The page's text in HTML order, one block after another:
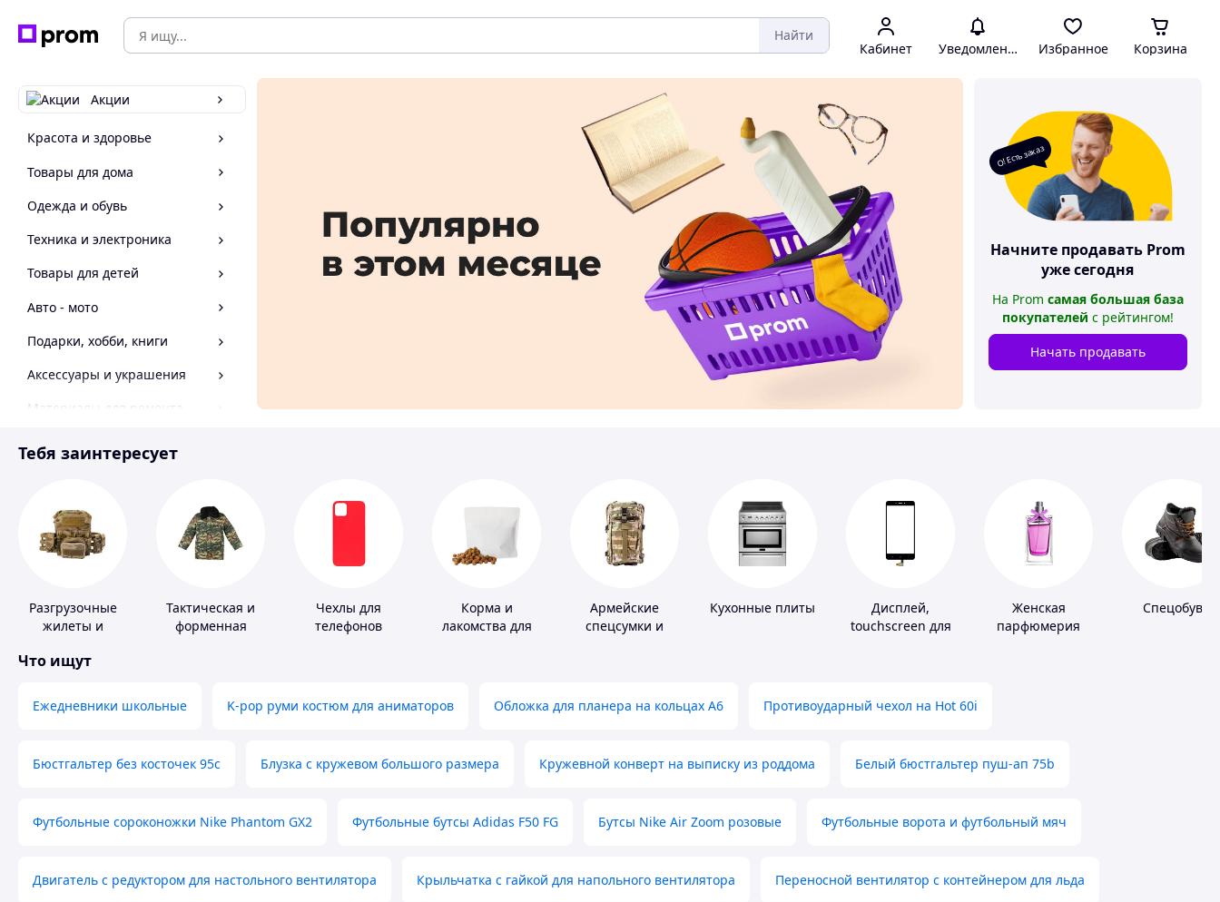
Найти
Кабинет Уведомления Избранное Корзина
Акции
Красота и здоровье
Товары для дома
Одежда и обувь
Техника и электроника
Товары для детей
Авто - мото
Подарки, хобби, книги
Аксессуары и украшения
Материалы для ремонта
О! Есть заказ
Начните продавать Prom
уже сегодня
На Prom самая большая база
покупателей с рейтингом!
Начать продавать
Тебя заинтересует
Разгрузочные
жилеты и
плит
Тактическая и
форменная
Чехлы для
телефонов
Корма и
лакомства для
Армейские
спецсумки и
Кухонные плиты
Дисплей,
touchscreen для
Женская
парфюмерия
Спецобувь
Что ищут
Ежедневники школьные K-pop руми костюм для аниматоров Обложка для планера на кольцах А6 Противоударный чехол на Hot 60i
Бюстгальтер без косточек 95с Блузка с кружевом большого размера Кружевной конверт на выписку из роддома Белый бюстгальтер пуш-ап 75b
Футбольные сороконожки Nike Phantom GX2 Футбольные бутсы Adidas F50 FG Бутсы Nike Air Zoom розовые Футбольные ворота и футбольный мяч
Двигатель с редуктором для настольного вентилятора Крыльчатка с гайкой для напольного вентилятора Переносной вентилятор с контейнером для льда